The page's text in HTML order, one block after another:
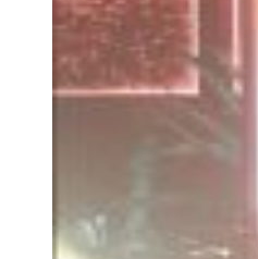
PROTAGONISTAS
EL NUEVE STREAMS
PROGRAMACIÓN
EN VIVO